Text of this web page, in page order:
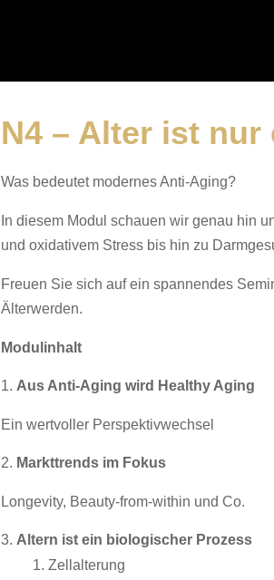
N4 – Alter ist
Was bedeutet modernes Anti-Aging?
In diesem Modul schauen wir genau hin
und oxidativem Stress bis hin zu
Freuen Sie sich auf ein spannendes
Älterwerden.
Modulinhalt
Aus Anti-Aging wird Healthy Aging
Ein wertvoller Perspektivwechsel
Markttrends im Fokus
Longevity, Beauty-from-within und Co.
Altern ist ein biologischer Prozess
Zellalterung